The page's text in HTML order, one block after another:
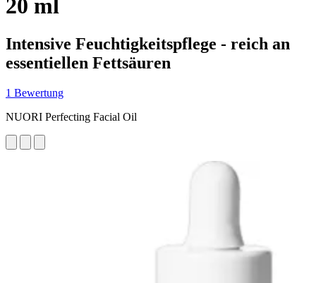
20 ml
Intensive Feuchtigkeitspflege - reich an
essentiellen Fettsäuren
1 Bewertung
NUORI Perfecting Facial Oil